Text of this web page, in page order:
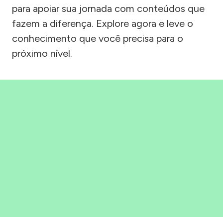
para apoiar sua jornada com conteúdos que
fazem a diferença. Explore agora e leve o
conhecimento que você precisa para o
próximo nível.